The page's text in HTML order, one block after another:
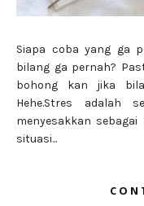
Siapa coba yang ga
bilang ga pernah?
bohong kan jika
Hehe.Stres adalah
menyesakkan
situasi...